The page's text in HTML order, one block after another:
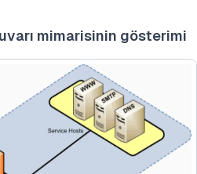
mimarisinin gösterimi